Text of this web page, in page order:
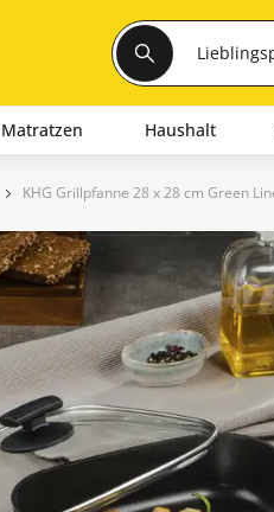
Matratzen Haushalt
KHG Grillpfanne 28 x 28 cm Green